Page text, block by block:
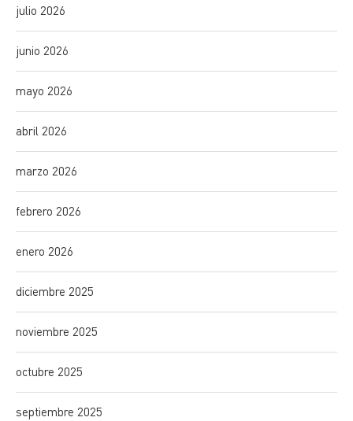
julio 2026
junio 2026
mayo 2026
abril 2026
marzo 2026
febrero 2026
enero 2026
diciembre 2025
noviembre 2025
octubre 2025
septiembre 2025